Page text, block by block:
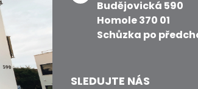
Budějovická 590
Homole 370 01
Schůzka po
SLEDUJTE NÁS